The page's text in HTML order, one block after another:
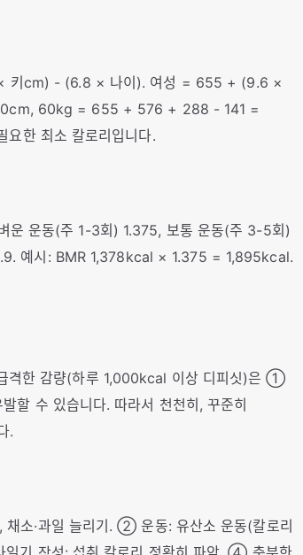
키cm) - (6.8 × 나이). 여성 = 655 + (9.6 ×
60kg = 655 + 576 + 288 - 141 =
요한 최소 칼로리입니다.
운 운동(주 1-3회) 1.375, 보통 운동(주 3-5회)
예시: BMR 1,378kcal × 1.375 = 1,895kcal.
격한 감량(하루 1,000kcal 이상 디피싯)은 ①
수 있습니다. 따라서 천천히, 꾸준히
.
소·과일 늘리기. ② 운동: 유산소 운동(칼로리